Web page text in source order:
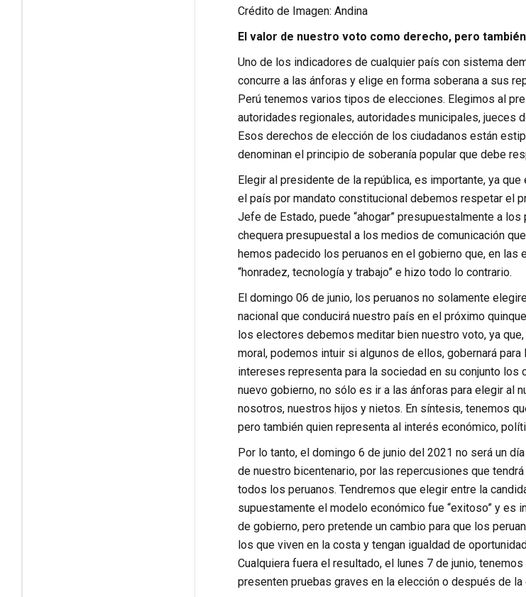
Crédito de Imagen: Andina
El valor de nuestro voto como derecho, pero
Uno de los indicadores de cualquier país con sistema
concurre a las ánforas y elige en forma soberana a sus
Perú tenemos varios tipos de elecciones. Elegimos al
autoridades regionales, autoridades municipales, jueces
Esos derechos de elección de los ciudadanos están
denominan el principio de soberanía popular que debe
Elegir al presidente de la república, es importante, ya
el país por mandato constitucional debemos respetar el
Jefe de Estado, puede “ahogar” presupuestalmente a
chequera presupuestal a los medios de comunicación
hemos padecido los peruanos en el gobierno que, en
“honradez, tecnología y trabajo” e hizo todo lo contrario.
El domingo 06 de junio, los peruanos no solamente
nacional que conducirá nuestro país en el próximo
los electores debemos meditar bien nuestro voto, ya
moral, podemos intuir si algunos de ellos, gobernará
intereses representa para la sociedad en su conjunto los
nuevo gobierno, no sólo es ir a las ánforas para elegir al
nosotros, nuestros hijos y nietos. En síntesis, tenemos
pero también quien representa al interés económico,
Por lo tanto, el domingo 6 de junio del 2021 no será un
de nuestro bicentenario, por las repercusiones que
todos los peruanos. Tendremos que elegir entre la
supuestamente el modelo económico fue “exitoso” y es
de gobierno, pero pretende un cambio para que los
los que viven en la costa y tengan igualdad de
Cualquiera fuera el resultado, el lunes 7 de junio,
presenten pruebas graves en la elección o después de